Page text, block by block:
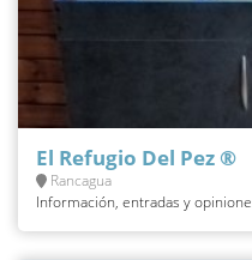
El Refugio Del Pez ®
Rancagua
Información, entradas y